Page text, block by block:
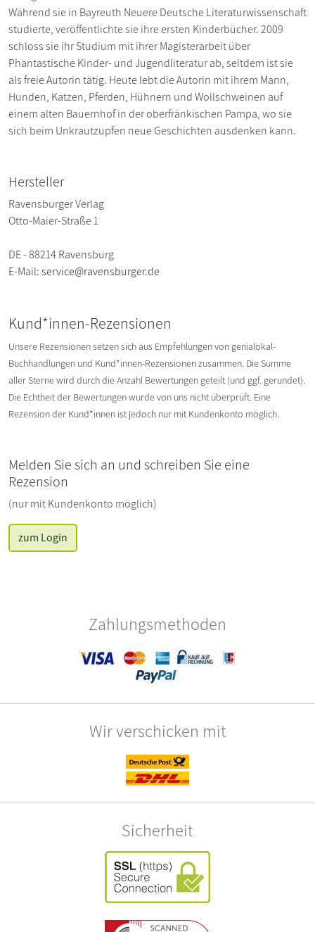
Während sie in Bayreuth Neuere Deutsche Literaturwissenschaft
studierte, veröffentlichte sie ihre ersten Kinderbücher. 2009
schloss sie ihr Studium mit ihrer Magisterarbeit über
Phantastische Kinder- und Jugendliteratur ab, seitdem ist sie
als freie Autorin tätig. Heute lebt die Autorin mit ihrem Mann,
Hunden, Katzen, Pferden, Hühnern und Wollschweinen auf
einem alten Bauernhof in der oberfränkischen Pampa, wo sie
sich beim Unkrautzupfen neue Geschichten ausdenken kann.
Hersteller
Ravensburger Verlag
Otto-Maier-Straße 1
DE - 88214 Ravensburg
E-Mail:service@ravensburger.de
Kund*innen-Rezensionen
Unsere Rezensionen setzen sich aus Empfehlungen von genialokal-
Buchhandlungen und Kund*innen-Rezensionen zusammen. Die Summe
aller Sterne wird durch die Anzahl Bewertungen geteilt (und ggf. gerundet).
Die Echtheit der Bewertungen wurde von uns nicht überprüft. Eine
Rezension der Kund*innen ist jedoch nur mit Kundenkonto möglich.
Melden Sie sich an und schreiben Sie eine
Rezension
(nur mit Kundenkonto möglich)
zum Login
Zahlungsmethoden
Wir verschicken mit
Sicherheit